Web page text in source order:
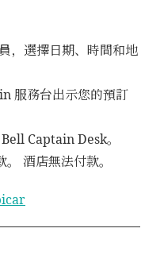
，選擇日期、時間和地
服務台出示您的預訂
Captain Desk。
酒店無法付款。